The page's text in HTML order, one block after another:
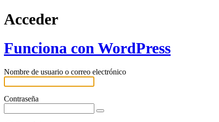
Acceder
Funciona con WordPress
Nombre de usuario o correo electrónico
Contraseña